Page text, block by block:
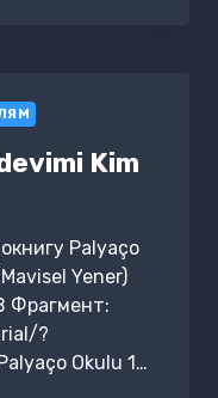
Kim
Palyaço
Yener)
Фрагмент:
?
Okulu 1…